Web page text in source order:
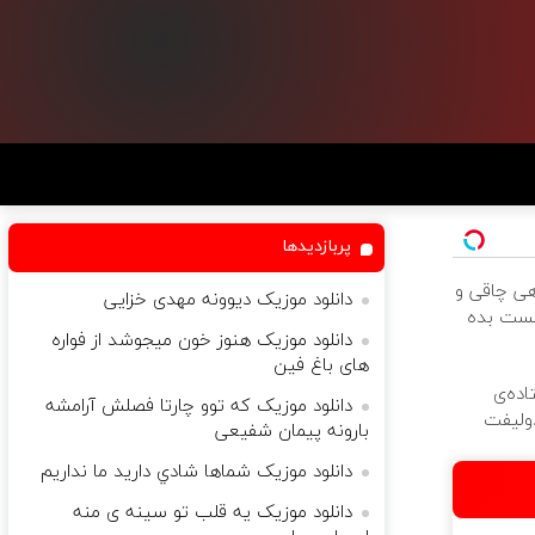
چاقی و
بده
پربازدیدها
دانلود موزیک دیوونه مهدی خزایی
دانلود موزیک هنوز خون میجوشد از فواره
های باغ فین
دانلود موزیک که توو چارتا فصلش آرامشه
بارونه پیمان شفیعی
دانلود موزیک شماها شادي داريد ما نداريم
دانلود موزیک یه قلب تو سینه ى منه